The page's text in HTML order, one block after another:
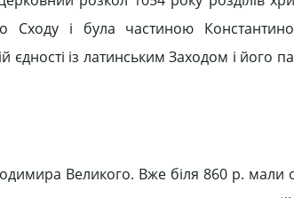
Сходу і була частиною
єдності із латинським Заходом і його
Великого. Вже біля 860 р. мали